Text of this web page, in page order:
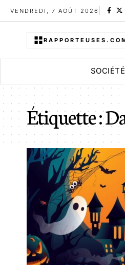
VENDREDI, 7 AOÛT 2026
SOCIÉTÉ
Étiquette :